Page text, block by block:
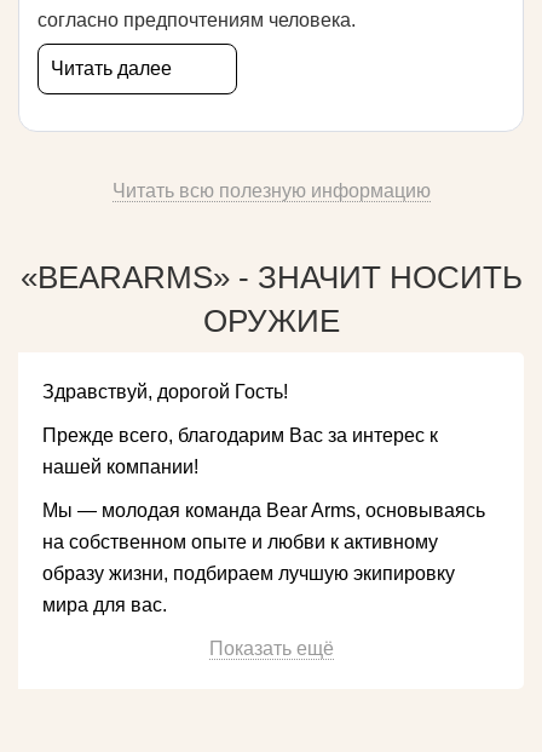
согласно предпочтениям человека.
Читать далее
Читать всю полезную информацию
«BEARARMS» - ЗНАЧИТ НОСИТЬ
ОРУЖИЕ
Здравствуй, дорогой Гость!
Прежде всего, благодарим Вас за интерес к
нашей компании!
Мы — молодая команда Bear Arms, основываясь
на собственном опыте и любви к активному
образу жизни, подбираем лучшую экипировку
мира для вас.
Показать ещё